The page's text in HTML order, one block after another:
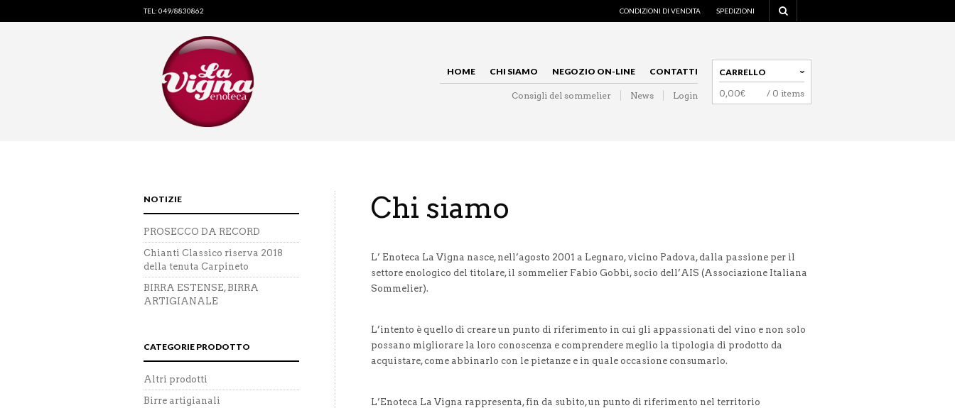
TEL: 049/8830862 CONDIZIONI DI VENDITA SPEDIZIONI
HOME CHI SIAMO NEGOZIO ON-LINE CONTATTI
Consigli del sommelier News Login
CARRELLO
0,00€ / 0 items
Chi siamo
L’ Enoteca La Vigna nasce, nell’agosto 2001 a Legnaro, vicino Padova, dalla passione per il
settore enologico del titolare, il sommelier Fabio Gobbi, socio dell’AIS (Associazione Italiana
Sommelier).
L’intento è quello di creare un punto di riferimento in cui gli appassionati del vino e non solo
possano migliorare la loro conoscenza e comprendere meglio la tipologia di prodotto da
acquistare, come abbinarlo con le pietanze e in quale occasione consumarlo.
L’Enoteca La Vigna rappresenta, fin da subito, un punto di riferimento nel territorio
NOTIZIE
PROSECCO DA RECORD
Chianti Classico riserva 2018
della tenuta Carpineto
BIRRA ESTENSE, BIRRA
ARTIGIANALE
CATEGORIE PRODOTTO
Altri prodotti
Birre artigianali